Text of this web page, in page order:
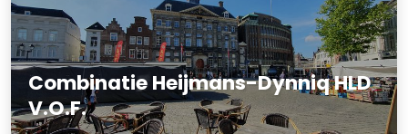
Combinatie Heijmans-Dynniq HLD
V.O.F.